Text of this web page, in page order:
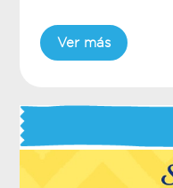
Ver más